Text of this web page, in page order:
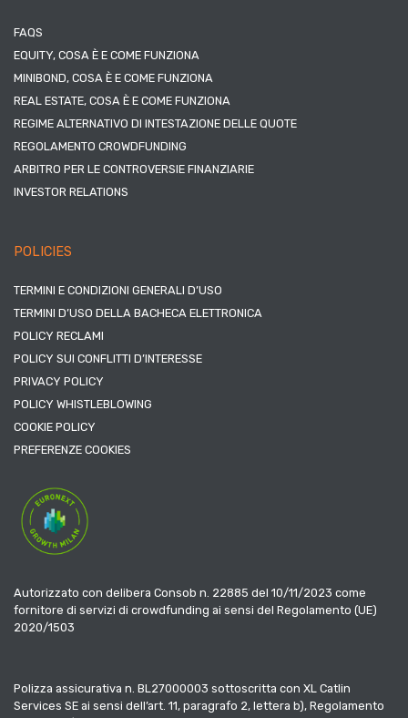
FAQS
EQUITY, COSA È E COME FUNZIONA
MINIBOND, COSA È E COME FUNZIONA
REAL ESTATE, COSA È E COME FUNZIONA
REGIME ALTERNATIVO DI INTESTAZIONE DELLE QUOTE
REGOLAMENTO CROWDFUNDING
ARBITRO PER LE CONTROVERSIE FINANZIARIE
INVESTOR RELATIONS
POLICIES
TERMINI E CONDIZIONI GENERALI D’USO
TERMINI D’USO DELLA BACHECA ELETTRONICA
POLICY RECLAMI
POLICY SUI CONFLITTI D’INTERESSE
PRIVACY POLICY
POLICY WHISTLEBLOWING
COOKIE POLICY
PREFERENZE COOKIES
Autorizzato con delibera Consob n. 22885 del 10/11/2023 come
fornitore di servizi di crowdfunding ai sensi del Regolamento (UE)
2020/1503
Polizza assicurativa n. BL27000003 sottoscritta con XL Catlin
Services SE ai sensi dell’art. 11, paragrafo 2, lettera b), Regolamento